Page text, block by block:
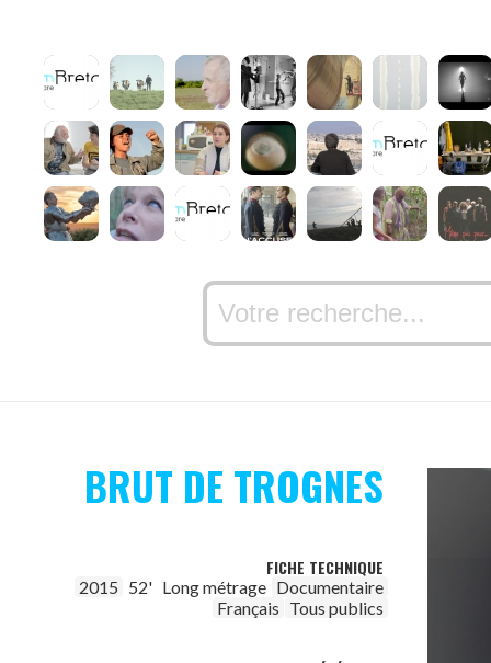
BRUT DE TROGNES
FICHE TECHNIQUE
2015 52' Long métrage Documentaire
Français Tous publics